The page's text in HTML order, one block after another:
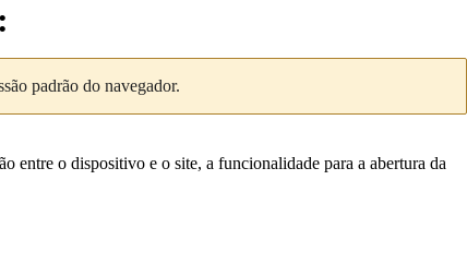
padrão do navegador.
entre o dispositivo e o site, a funcionalidade para a abertura da